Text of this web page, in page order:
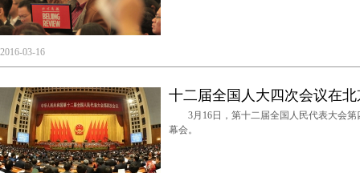
2016-03-16
十二届全国人大四次会议在
3月16日，第十二届全国人民代表大会第
幕会。